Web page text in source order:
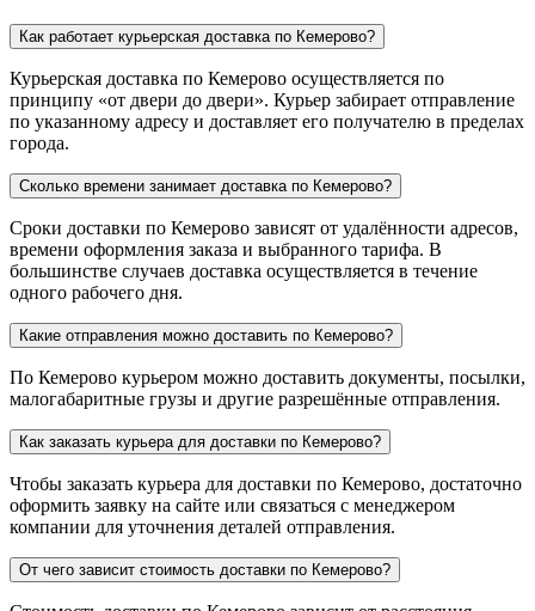
Как работает курьерская доставка по Кемерово?
Курьерская доставка по Кемерово осуществляется по
принципу «от двери до двери». Курьер забирает отправление
по указанному адресу и доставляет его получателю в пределах
города.
Сколько времени занимает доставка по Кемерово?
Сроки доставки по Кемерово зависят от удалённости адресов,
времени оформления заказа и выбранного тарифа. В
большинстве случаев доставка осуществляется в течение
одного рабочего дня.
Какие отправления можно доставить по Кемерово?
По Кемерово курьером можно доставить документы, посылки,
малогабаритные грузы и другие разрешённые отправления.
Как заказать курьера для доставки по Кемерово?
Чтобы заказать курьера для доставки по Кемерово, достаточно
оформить заявку на сайте или связаться с менеджером
компании для уточнения деталей отправления.
От чего зависит стоимость доставки по Кемерово?